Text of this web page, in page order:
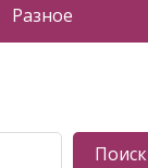
Разное
Поиск